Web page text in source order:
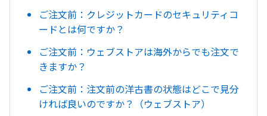
ご注文前：クレジットカードのセキュリティコ
ードとは何ですか？
ご注文前：ウェブストアは海外からでも注文で
きますか？
ご注文前：注文前の洋古書の状態はどこで見分
ければ良いのですか？（ウェブストア）